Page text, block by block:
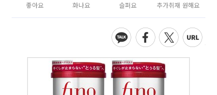
좋아요 화나요 슬퍼요 추가취재 원해요